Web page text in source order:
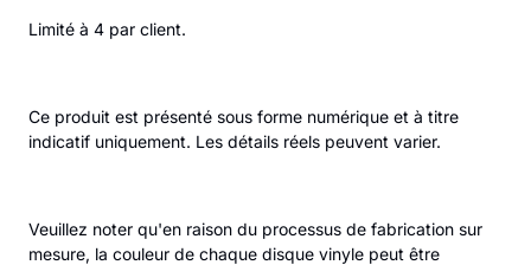
Limité à 4 par client.
Ce produit est présenté sous forme numérique et à titre
indicatif uniquement. Les détails réels peuvent varier.
Veuillez noter qu'en raison du processus de fabrication sur
mesure, la couleur de chaque disque vinyle peut être